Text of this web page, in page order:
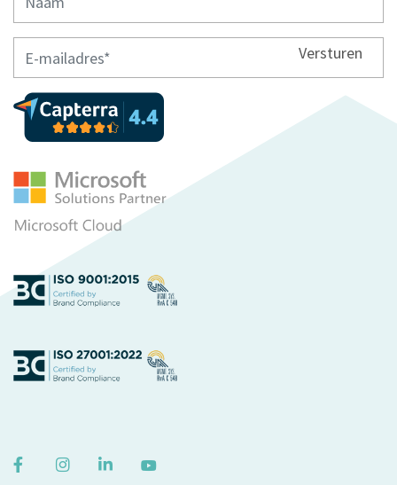
Versturen